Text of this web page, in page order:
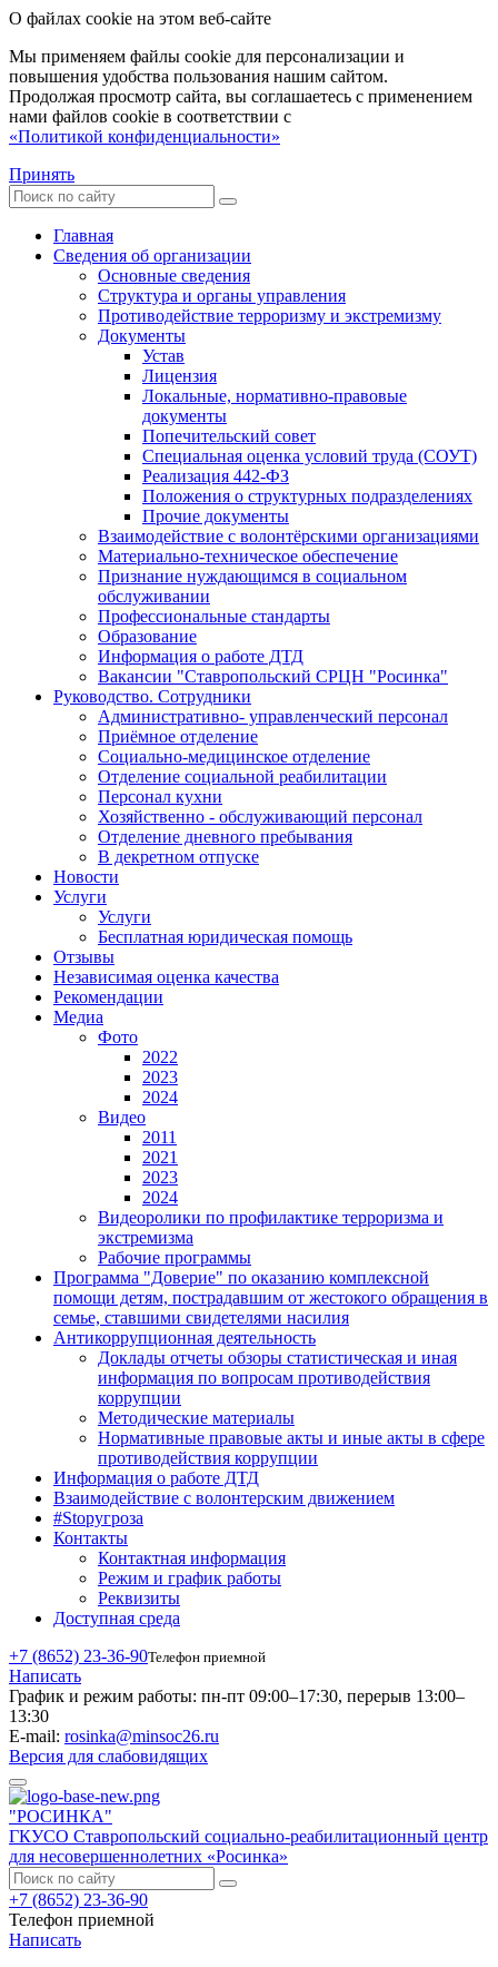
О файлах cookie на этом веб-сайте
Мы применяем файлы cookie для персонализации и
повышения удобства пользования нашим сайтом.
Продолжая просмотр сайта, вы соглашаетесь с применением
нами файлов cookie в соответствии с
«Политикой конфиденциальности»
Принять
Главная
Сведения об организации
Основные сведения
Структура и органы управления
Противодействие терроризму и экстремизму
Документы
Устав
Лицензия
Локальные, нормативно-правовые
документы
Попечительский совет
Специальная оценка условий труда (СОУТ)
Реализация 442-ФЗ
Положения о структурных подразделениях
Прочие документы
Взаимодействие с волонтёрскими организациями
Материально-техническое обеспечение
Признание нуждающимся в социальном
обслуживании
Профессиональные стандарты
Образование
Информация о работе ДТД
Вакансии "Ставропольский СРЦН "Росинка"
Руководство. Сотрудники
Административно- управленческий персонал
Приёмное отделение
Социально-медицинское отделение
Отделение социальной реабилитации
Персонал кухни
Хозяйственно - обслуживающий персонал
Отделение дневного пребывания
В декретном отпуске
Новости
Услуги
Услуги
Бесплатная юридическая помощь
Отзывы
Независимая оценка качества
Рекомендации
Медиа
Фото
2022
2023
2024
Видео
2011
2021
2023
2024
Видеоролики по профилактике терроризма и
экстремизма
Рабочие программы
Программа "Доверие" по оказанию комплексной
помощи детям, пострадавшим от жестокого обращения в
семье, ставшими свидетелями насилия
Антикоррупционная деятельность
Доклады отчеты обзоры статистическая и иная
информация по вопросам противодействия
коррупции
Методические материалы
Нормативные правовые акты и иные акты в сфере
противодействия коррупции
Информация о работе ДТД
Взаимодействие с волонтерским движением
#Stopугроза
Контакты
Контактная информация
Режим и график работы
Реквизиты
Доступная среда
+7 (8652) 23-36-90Телефон приемной
Написать
График и режим работы: пн-пт 09:00–17:30, перерыв 13:00–
13:30
E-mail: rosinka@minsoc26.ru
Версия для слабовидящих
"РОСИНКА"
ГКУСО Ставропольский социально-реабилитационный центр
для несовершеннолетних «Росинка»
+7 (8652) 23-36-90
Телефон приемной
Написать